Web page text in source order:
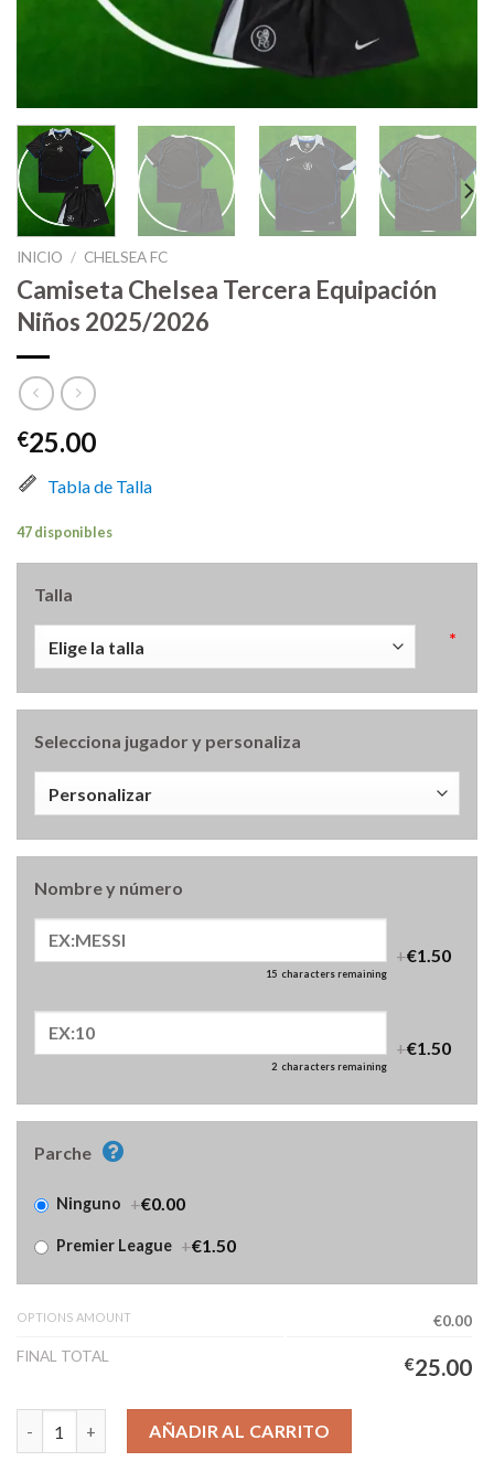
INICIO / CHELSEA FC
Camiseta Chelsea Tercera Equipación
Niños 2025/2026
€25.00
Tabla de Talla
47 disponibles
Talla
*
Selecciona jugador y personaliza
Nombre y número
15 characters remaining
+€1.50
2 characters remaining
+€1.50
Parche
Ninguno +€0.00
Premier League +€1.50
OPTIONS AMOUNT
€0.00
FINAL TOTAL
€25.00
Camiseta Chelsea Tercera Equipación Niños 2025/2026 cantidad
AÑADIR AL CARRITO